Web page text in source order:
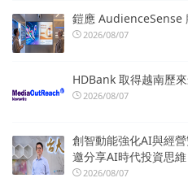
鎧應 AudienceSense
2026/08/07
HDBank 取得越南歷
2026/08/07
創智動能強化AI與經
邀分享AI時代投資思維
2026/08/07